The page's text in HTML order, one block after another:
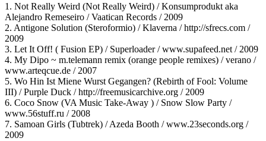
1. Not Really Weird (Not Really Weird) / Konsumprodukt aka
Alejandro Remeseiro / Vaatican Records / 2009
2. Antigone Solution (Steroformio) / Klaverna / http://sfrecs.com /
2009
3. Let It Off! ( Fusion EP) / Superloader / www.supafeed.net / 2009
4. My Dipo ~ m.telemann remix (orange people remixes) / verano /
www.arteqcue.de / 2007
5. Wo Hin Ist Miene Wurst Gegangen? (Rebirth of Fool: Volume
III) / Purple Duck / http://freemusicarchive.org / 2009
6. Coco Snow (VA Music Take-Away ) / Snow Slow Party /
www.56stuff.ru / 2008
7. Samoan Girls (Tubtrek) / Azeda Booth / www.23seconds.org /
2009